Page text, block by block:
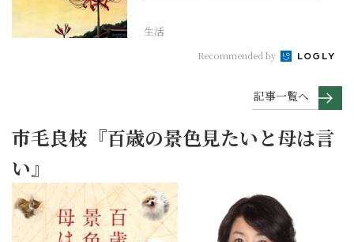
生活
Recommended by
記事一覧へ
市毛良枝『百歳の景色見たいと母は言
い』